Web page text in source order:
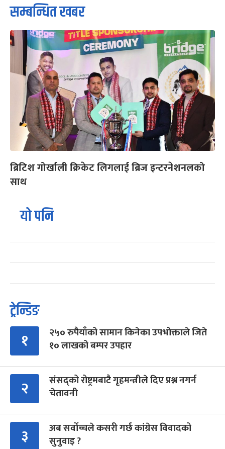
सम्बन्धित खबर
ब्रिटिश गोर्खाली क्रिकेट लिगलाई ब्रिज इन्टरनेशनलको
साथ
यो पनि
ट्रेन्डिङ
१
२५० रुपैयाँको सामान किनेका उपभोक्ताले जिते
१० लाखको बम्पर उपहार
२
संसद्को रोष्ट्रमबाटै गृहमन्त्रीले दिए प्रश्न नगर्न
चेतावनी
३
अब सर्वोच्चले कसरी गर्छ कांग्रेस विवादको
सुनुवाइ ?